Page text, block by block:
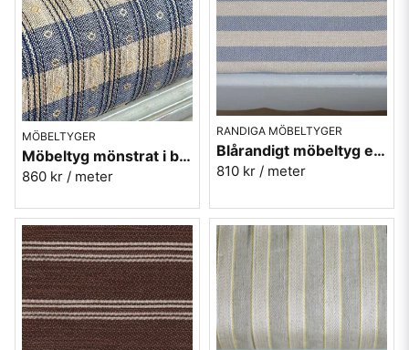
MÖBELTYGER
Möbeltyg mönstrat i blått och guld - Krusmynta nr.50
860 kr / meter
RANDIGA MÖBELTYGER
Blårandigt möbeltyg eko-bomull - Lovisa rand 513
810 kr / meter